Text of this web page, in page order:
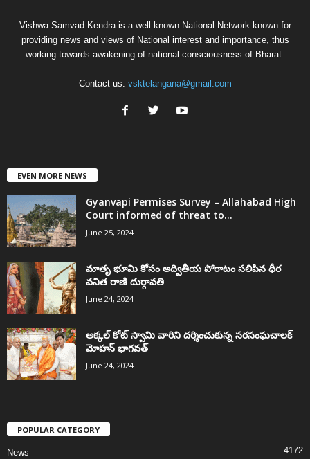
Vishwa Samvad Kendra is a well known National Network known for
providing news and views of National interest and importance, thus
working towards awakening of national consciousness of Bharat.
Contact us: vsktelangana@gmail.com
EVEN MORE NEWS
Gyanvapi Permises Survey – Allahabad High
Court informed of threat to...
June 25, 2024
మాతృ భూమి కోసం అద్వితీయ పోరాటం సలిపిన ధీర
వనిత రాణి దుర్గావతి
June 24, 2024
అక్కల్‌ కోట్‌ స్వామి వారిని దర్శించుకున్న సరసంఘచాలక్
మోహన్ భాగవత్
June 24, 2024
POPULAR CATEGORY
News 4172